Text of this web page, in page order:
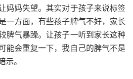
妈妈失望。其实对于孩子来说标签
一方面，有些孩子脾气不好，家长
脾气暴躁。让孩子一听到家长这种
能会重复一下，我自己的脾气不是
。